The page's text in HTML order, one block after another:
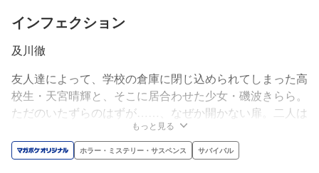
インフェクション
及川徹
友人達によって、学校の倉庫に閉じ込められてしまった高
校生・天宮晴輝と、そこに居合わせた少女・磯波きらら。
ただのいたずらのはずが……、なぜか開かない扉。二人は
三日に及ぶ苦闘の末、どうにか倉庫を脱出した。ところ
が、外の世界は一変。人を襲う“保菌者”によって、町は埋
め尽くされていた!!
もっと見る
ホラー・ミステリー・サスペンス サバイバル